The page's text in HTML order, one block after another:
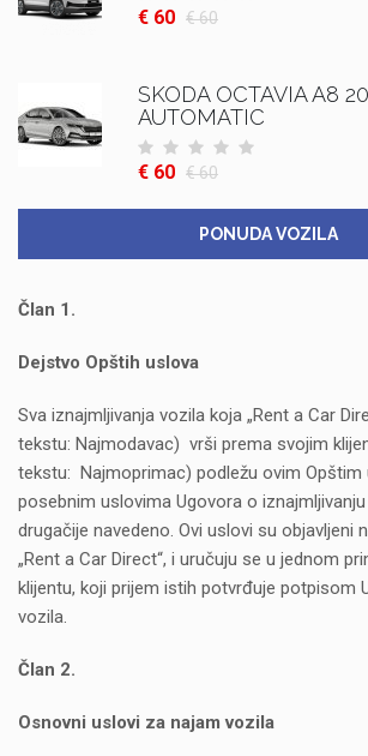
€ 60 € 60
SKODA OCTAVIA A8
AUTOMATIC
€ 60 € 60
PONUDA VOZILA
Član 1.
Dejstvo Opštih uslova
Sva iznajmljivanja vozila koja „Rent a Car
tekstu: Najmodavac) vrši prema svojim
tekstu: Najmoprimac) podležu ovim Opštim
posebnim uslovima Ugovora o
drugačije navedeno. Ovi uslovi su objavljeni
„Rent a Car Direct“, i uručuju se u jednom
klijentu, koji prijem istih potvrđuje potpisom
vozila.
Član 2.
Osnovni uslovi za najam vozila